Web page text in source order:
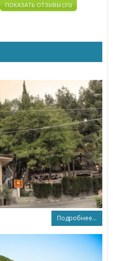
ПОКАЗАТЬ ОТЗЫВЫ (35)
Подробнее...